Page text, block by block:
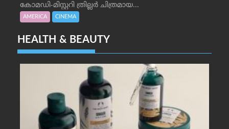
കോമഡി-മിസ്റ്ററി ത്രില്ലർ ചിത്രമായ...
AMERICA CINEMA
HEALTH & BEAUTY